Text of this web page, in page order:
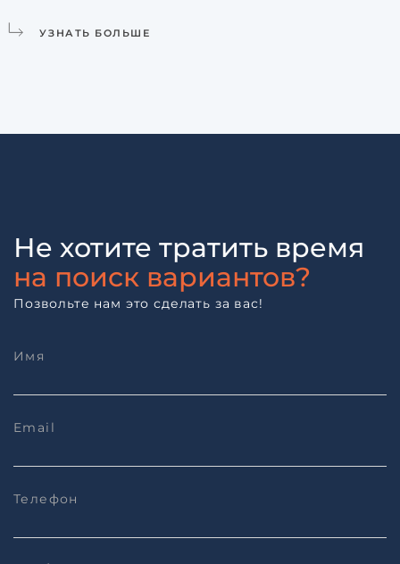
УЗНАТЬ БОЛЬШЕ
Не хотите тратить время
на поиск вариантов?
Позвольте нам это сделать за вас!